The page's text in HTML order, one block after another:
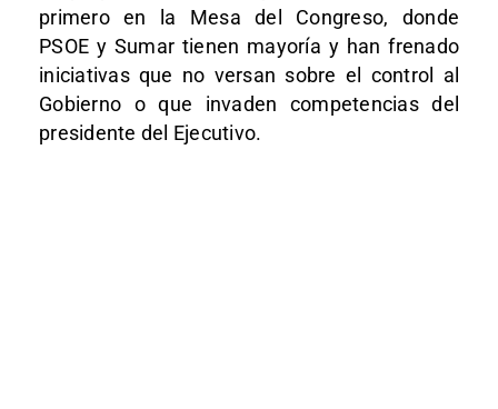
primero en la Mesa del Congreso, donde
PSOE y Sumar tienen mayoría y han frenado
iniciativas que no versan sobre el control al
Gobierno o que invaden competencias del
presidente del Ejecutivo.